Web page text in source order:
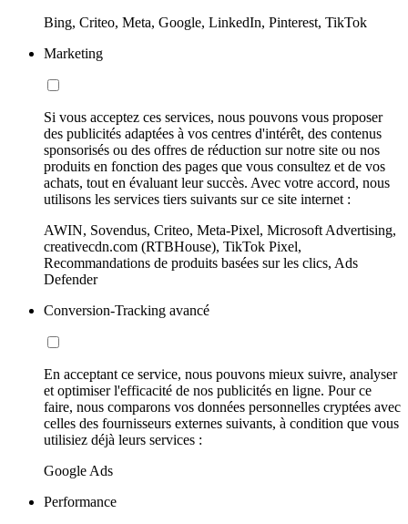
Bing, Criteo, Meta, Google, LinkedIn, Pinterest, TikTok
Marketing
Si vous acceptez ces services, nous pouvons vous proposer
des publicités adaptées à vos centres d'intérêt, des contenus
sponsorisés ou des offres de réduction sur notre site ou nos
produits en fonction des pages que vous consultez et de vos
achats, tout en évaluant leur succès. Avec votre accord, nous
utilisons les services tiers suivants sur ce site internet :
AWIN, Sovendus, Criteo, Meta-Pixel, Microsoft Advertising,
creativecdn.com (RTBHouse), TikTok Pixel,
Recommandations de produits basées sur les clics, Ads
Defender
Conversion-Tracking avancé
En acceptant ce service, nous pouvons mieux suivre, analyser
et optimiser l'efficacité de nos publicités en ligne. Pour ce
faire, nous comparons vos données personnelles cryptées avec
celles des fournisseurs externes suivants, à condition que vous
utilisiez déjà leurs services :
Google Ads
Performance